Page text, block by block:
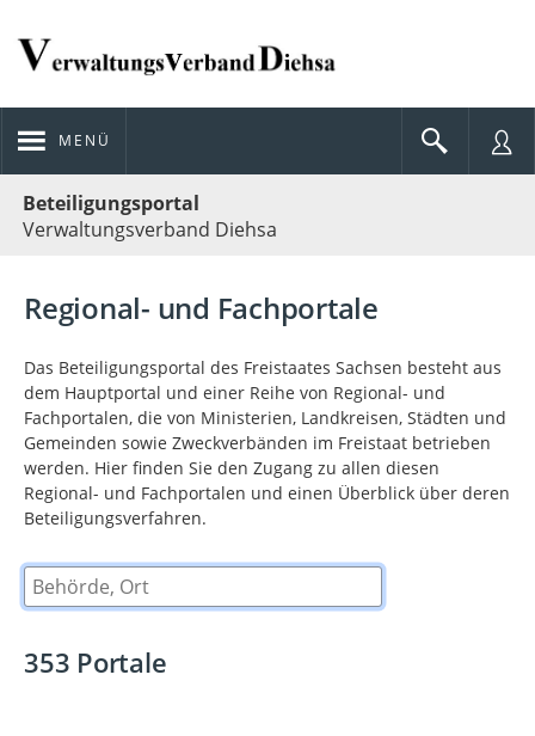
MENÜ
Beteiligungsportal
Verwaltungsverband Diehsa
Regional- und Fachportale
Das Beteiligungsportal des Freistaates Sachsen besteht aus
dem Hauptportal und einer Reihe von Regional- und
Fachportalen, die von Ministerien, Landkreisen, Städten und
Gemeinden sowie Zweckverbänden im Freistaat betrieben
werden. Hier finden Sie den Zugang zu allen diesen
Regional- und Fachportalen und einen Überblick über deren
Beteiligungsverfahren.
Behörde, Ort
353 Portale